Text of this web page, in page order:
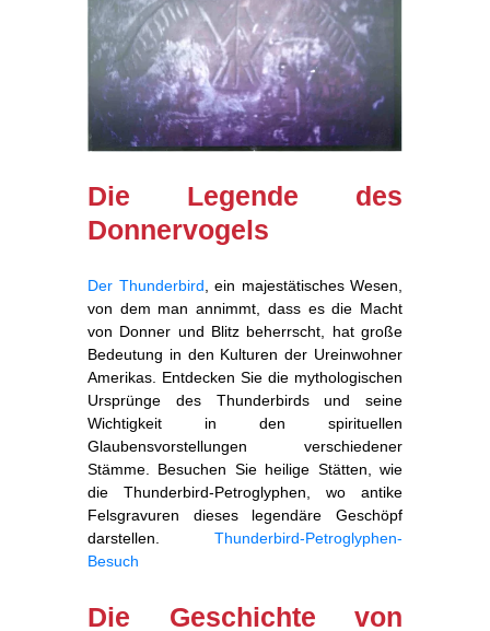
Die Legende des
Donnervogels
Der Thunderbird, ein majestätisches Wesen,
von dem man annimmt, dass es die Macht
von Donner und Blitz beherrscht, hat große
Bedeutung in den Kulturen der Ureinwohner
Amerikas. Entdecken Sie die mythologischen
Ursprünge des Thunderbirds und seine
Wichtigkeit in den spirituellen
Glaubensvorstellungen verschiedener
Stämme. Besuchen Sie heilige Stätten, wie
die Thunderbird-Petroglyphen, wo antike
Felsgravuren dieses legendäre Geschöpf
darstellen. Thunderbird-Petroglyphen-
Besuch
Die Geschichte von